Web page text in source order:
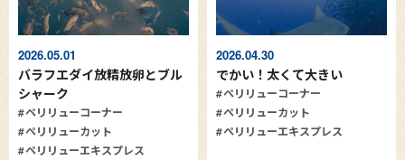
2026.05.01
バラフエダイ放精放卵とブル
シャーク
ペリリューコーナー
ペリリューカット
ペリリューエキスプレス
2026.04.30
でかい！太くて大きい
ペリリューコーナー
ペリリューカット
ペリリューエキスプレス